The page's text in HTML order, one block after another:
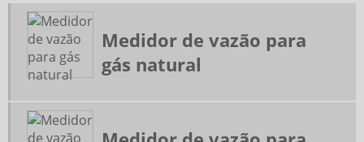
PLACA DE ORIFÍCIO COMPRAR
PLACA DE ORIFÍCIO FABRICANTES
POTE DE LAMA E SELAGEM
REPARO TRECHO RETO DE MEDIÇÃO
Medidor de vazão para
gás natural